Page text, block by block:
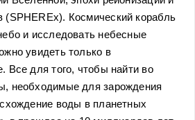
(SPHEREx). Космический корабль
и исследовать небесные
увидеть только в
Все для того, чтобы найти во
необходимые для зарождения
воды в планетных